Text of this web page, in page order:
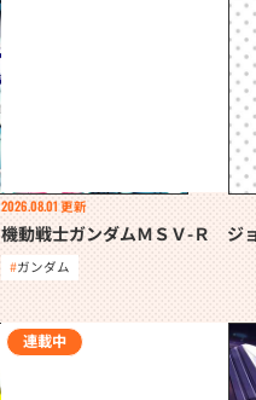
2026.08.01 更新
機動戦士ガンダムＭＳＶ-Ｒ ジ
ガンダム
連載中